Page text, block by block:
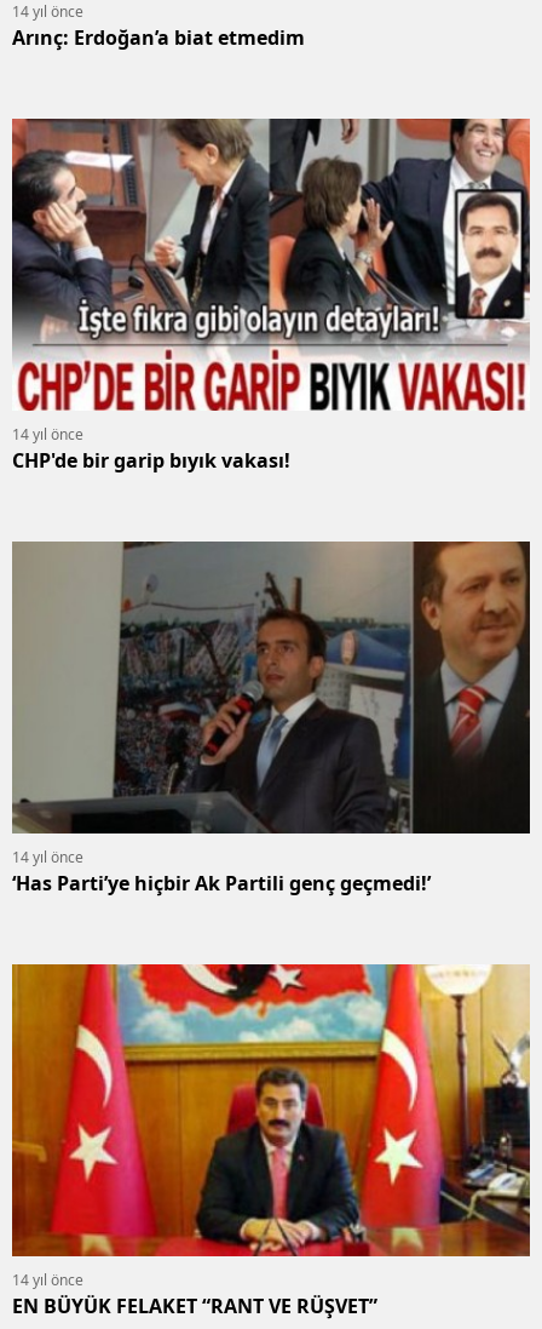
14 yıl önce
Arınç: Erdoğan’a biat etmedim
14 yıl önce
CHP'de bir garip bıyık vakası!
14 yıl önce
‘Has Parti’ye hiçbir Ak Partili genç geçmedi!’
14 yıl önce
EN BÜYÜK FELAKET “RANT VE RÜŞVET”